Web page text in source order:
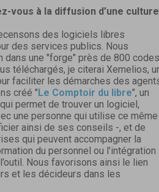
vous à la diffusion d’une culture
des logiciels libres
des services publics. Nous
dans une "forge" près de 800 codes
téléchargés, je citerai Xemelios,
faciliter les démarches des
créé "Le Comptoir du libre", un
permet de trouver un logiciel,
une personne qui utilise ce même
ainsi de ses conseils -, et de
qui peuvent accompagner la
du personnel ou l’intégration
Nous favorisons ainsi le lien
et les décideurs dans les